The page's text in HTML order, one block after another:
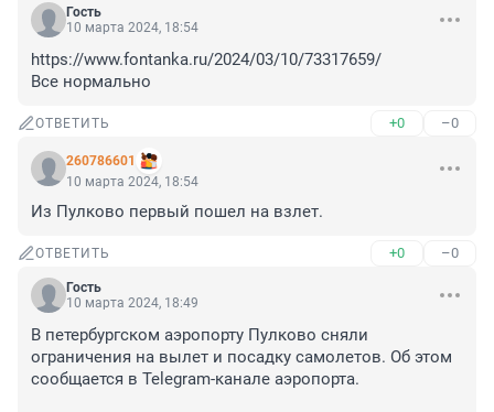
Гость
10 марта 2024, 18:54
https://www.fontanka.ru/2024/03/10/73317659/
Все нормально
ОТВЕТИТЬ +0 –0
260786601
10 марта 2024, 18:54
Из Пулково первый пошел на взлет.
ОТВЕТИТЬ +0 –0
Гость
10 марта 2024, 18:49
В петербургском аэропорту Пулково сняли
ограничения на вылет и посадку самолетов. Об этом
сообщается в Telegram-канале аэропорта.